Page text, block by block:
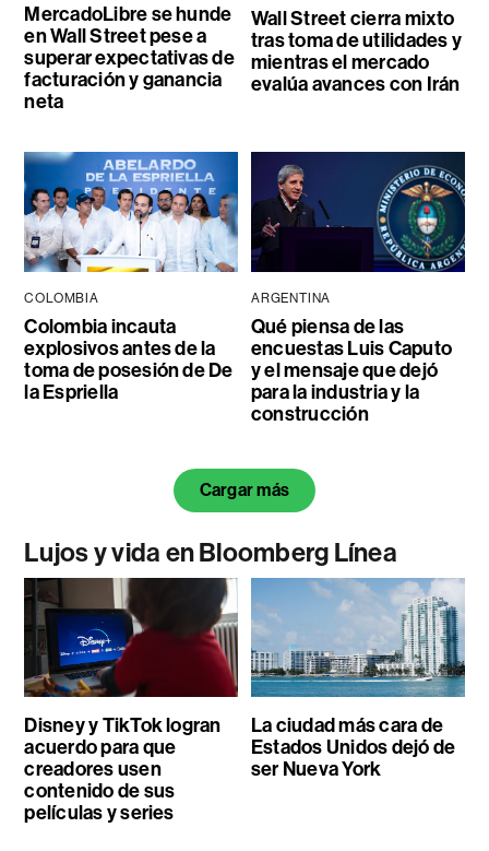
MercadoLibre se hunde
en Wall Street pese a
superar expectativas de
facturación y ganancia
neta
Wall Street cierra mixto
tras toma de utilidades y
mientras el mercado
evalúa avances con Irán
COLOMBIA
Colombia incauta
explosivos antes de la
toma de posesión de De
la Espriella
ARGENTINA
Qué piensa de las
encuestas Luis Caputo
y el mensaje que dejó
para la industria y la
construcción
Cargar más
Lujos y vida en Bloomberg Línea
Disney y TikTok logran
acuerdo para que
creadores usen
contenido de sus
películas y series
La ciudad más cara de
Estados Unidos dejó de
ser Nueva York